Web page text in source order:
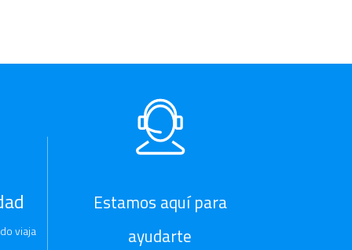
viaja
Estamos aquí para
ayudarte